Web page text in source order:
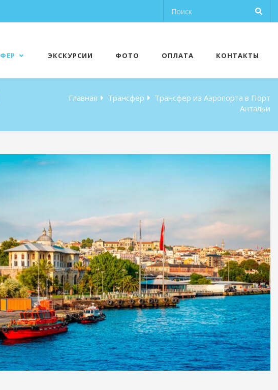
ЭКСКУРСИИ ФОТО ОПЛАТА КОНТАКТЫ
Главная Трансфер
Трансфер из Аэропорта в Порт
Антальи